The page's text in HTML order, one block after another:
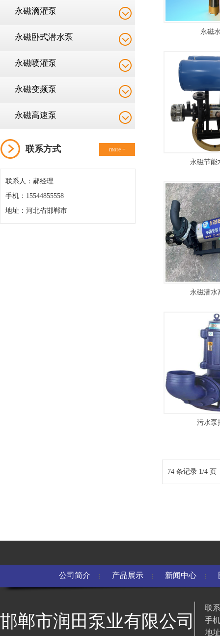
永磁滴灌泵
永磁卧式潜水泵
永磁喷灌泵
永磁变频泵
永磁高速泵
联系方式 more +
联系人：郝经理
手机：15544855558
地址：河北省邯郸市
永磁
永磁节能
永磁潜水
污水泵
74 条记录 1/4 页
公司简介 产品展示 新闻中心
邯郸市润田泵业有限公司
联
手
地